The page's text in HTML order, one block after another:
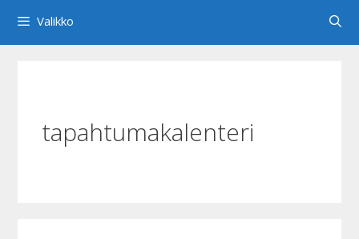
Valikko
tapahtumakalenteri